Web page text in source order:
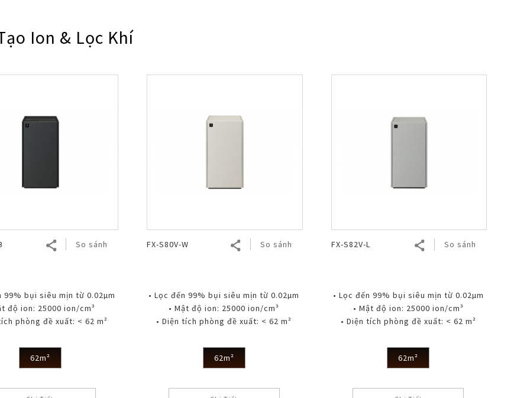
Ion & Lọc Khí
So sánh
99% bụi siêu mịn từ 0.02µm
độ ion: 25000 ion/cm³
phòng đề xuất: < 62 m²
62m²
FX-S80V-W So sánh
• Lọc đến 99% bụi siêu mịn từ 0.02µm
• Mật độ ion: 25000 ion/cm³
• Diện tích phòng đề xuất: < 62 m²
62m²
FX-S82V-L So sánh
• Lọc đến 99% bụi siêu mịn từ 0.02µm
• Mật độ ion: 25000 ion/cm³
• Diện tích phòng đề xuất: < 62 m²
62m²